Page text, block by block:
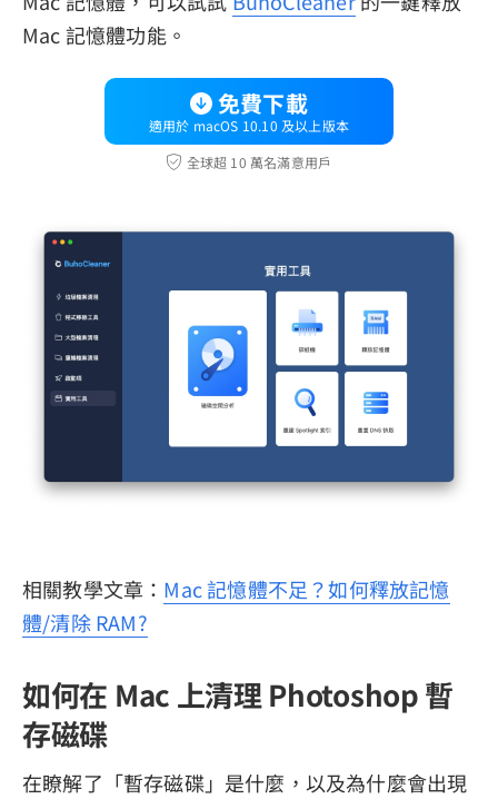
Mac 記憶體功能。
免費下載
適用於 macOS 10.10 及以上版本
全球超 10 萬名滿意用戶
相關教學文章： Mac 記憶體不足？如何釋放記憶
體/清除 RAM?
如何在 Mac 上清理 Photoshop 暫
存磁碟
在瞭解了「暫存磁碟」是什麼，以及為什麼會出現